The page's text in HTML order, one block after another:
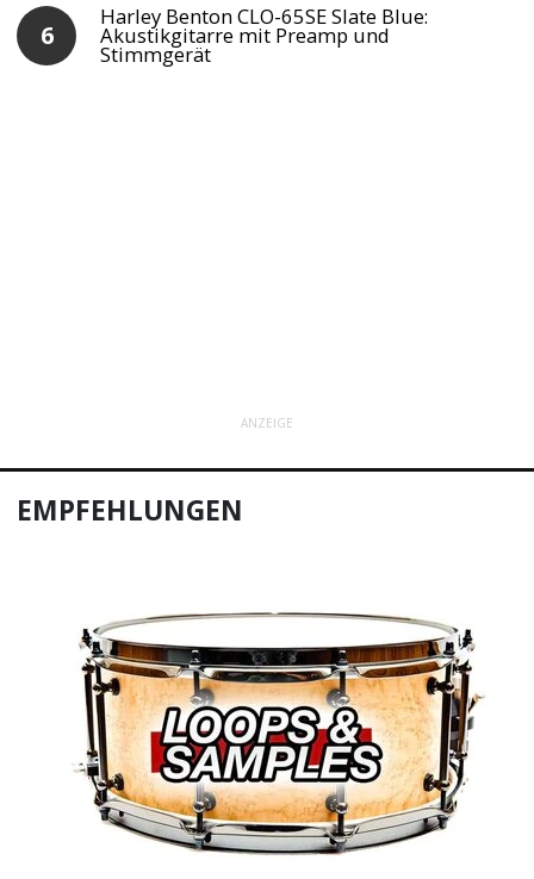
Harley Benton CLO-65SE Slate Blue:
Akustikgitarre mit Preamp und
Stimmgerät
ANZEIGE
EMPFEHLUNGEN